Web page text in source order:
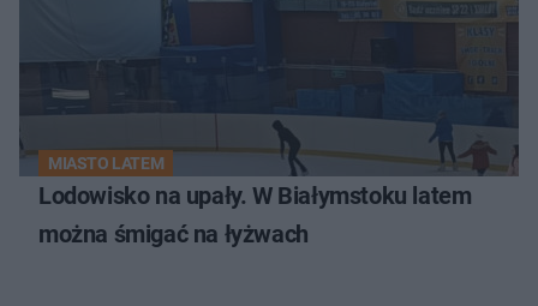
MIASTO LATEM
Lodowisko na upały. W Białymstoku latem
można śmigać na łyżwach